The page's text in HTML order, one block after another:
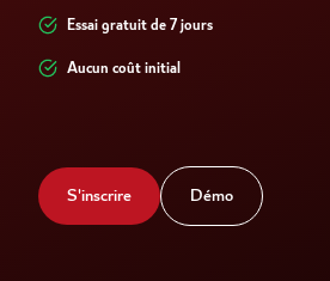
Essai gratuit de 7 jours
Aucun coût initial
S'inscrire Démo